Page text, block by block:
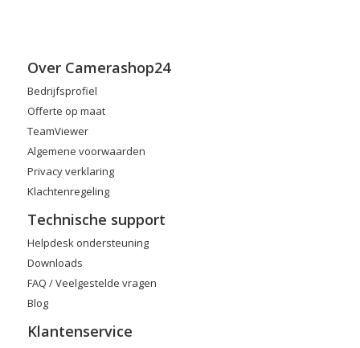
Over Camerashop24
Bedrijfsprofiel
Offerte op maat
TeamViewer
Algemene voorwaarden
Privacy verklaring
Klachtenregeling
Technische support
Helpdesk ondersteuning
Downloads
FAQ / Veelgestelde vragen
Blog
Klantenservice